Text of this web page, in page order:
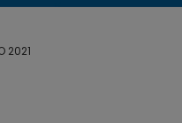
2021